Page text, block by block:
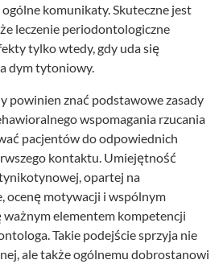
komunikaty. Skuteczne jest
leczenie periodontologiczne
tylko wtedy, gdy uda się
dym tytoniowy.
powinien znać podstawowe zasady
wspomagania rzucania
pacjentów do odpowiednich
kontaktu. Umiejętność
opartej na
ocenę motywacji i wspólnym
ważnym elementem kompetencji
Takie podejście sprzyja nie
ale także ogólnemu dobrostanowi